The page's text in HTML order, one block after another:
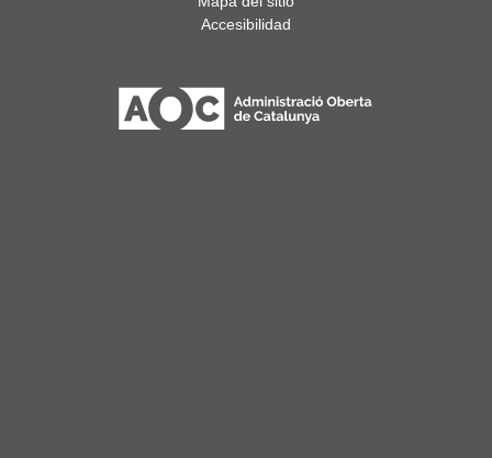
Accesibilidad